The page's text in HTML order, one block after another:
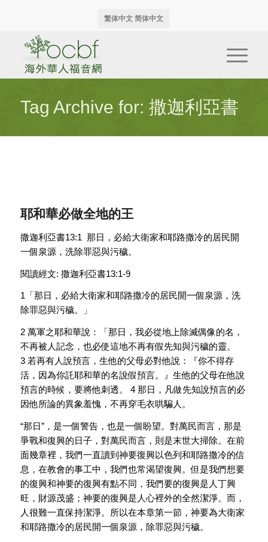
繁体中文 简体中文
Tag Archive for: 撒迦利亞書
耶和華必做全地的王
撒迦利亞書13:1 那日，必給大衛家和耶路撒冷的居民開
一個泉源，洗除罪惡與污穢。
閱讀經文: 撒迦利亞書13:1-9
1「那日，必給大衛家和耶路撒冷的居民開一個泉源，洗
除罪惡與污穢。」
2 萬軍之耶和華說：「那日，我必從地上除滅偶像的名，
不再被人記念，也必使這地不再有假先知與污穢的靈。
3 若再有人說預言，生他的父母必對他說：『你不得存
活，因為你託耶和華的名說假預言。』生他的父母在他說
預言的時候，要將他刺透。 4 那日，凡做先知說預言的必
因他所論的異象羞愧，不再穿毛衣哄騙人。
“那日”，是一個警告，也是一個盼望。對萬民而言，那是
爭戰和復興的日子，對萬民而言，則是末世大掃除。在前
面幾章裡，我們一直讀到神要復興以色列和耶路撒冷的信
息，在教會的事工中，我們也常渴望復興。但是我們想要
的復興和神要的復興有點不同，我們要的復興是人丁興
旺，財源茂盛；神要的復興是人心裡外的全然潔淨。而，
人很難一直保持潔淨。所以在本章第一節，神要為大衛家
和耶路撒冷的居民開一個泉源，除罪惡與污穢。